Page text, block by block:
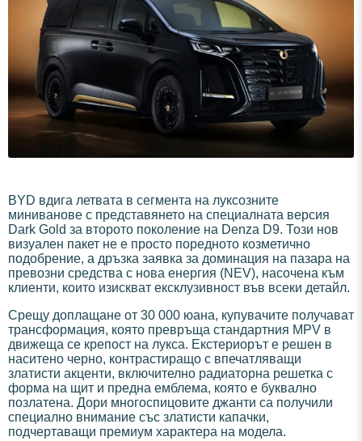
BYD вдига летвата в сегмента на луксозните
миниванове с представянето на специалната версия
Dark Gold за второто поколение на Denza D9. Този нов
визуален пакет не е просто поредното козметично
подобрение, а дръзка заявка за доминация на пазара на
превозни средства с нова енергия (NEV), насочена към
клиенти, които изискват ексклузивност във всеки детайл.
Срещу доплащане от 30 000 юана, купувачите получават
трансформация, която превръща стандартния MPV в
движеща се крепост на лукса. Екстериорът е решен в
наситено черно, контрастиращо с впечатляващи
златисти акценти, включително радиаторна решетка с
форма на щит и предна емблема, която е буквално
позлатена. Дори многоспицовите джанти са получили
специално внимание със златисти капачки,
подчертаващи премиум характера на модела.